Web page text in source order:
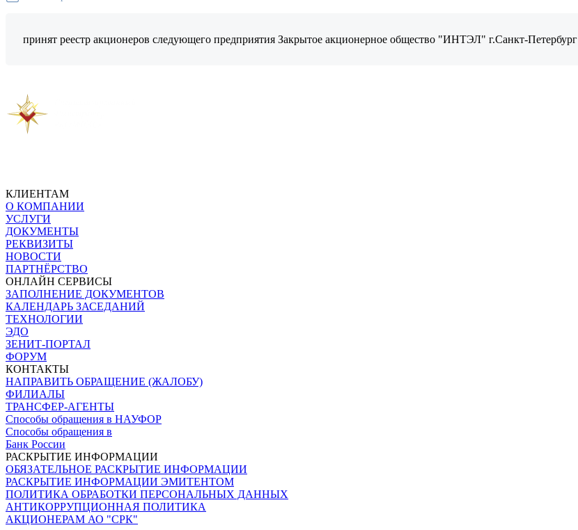
принят реестр акционеров следующего предприятия Закрытое акционерное общество "ИНТЭЛ" г.Санкт-Петербург
КЛИЕНТАМ
О КОМПАНИИ
УСЛУГИ
ДОКУМЕНТЫ
РЕКВИЗИТЫ
НОВОСТИ
ПАРТНЁРСТВО
ОНЛАЙН СЕРВИСЫ
ЗАПОЛНЕНИЕ ДОКУМЕНТОВ
КАЛЕНДАРЬ ЗАСЕДАНИЙ
ТЕХНОЛОГИИ
ЭДО
ЗЕНИТ-ПОРТАЛ
ФОРУМ
КОНТАКТЫ
НАПРАВИТЬ ОБРАЩЕНИЕ (ЖАЛОБУ)
ФИЛИАЛЫ
ТРАНСФЕР-АГЕНТЫ
Способы обращения в НАУФОР
Способы обращения в
Банк России
РАСКРЫТИЕ ИНФОРМАЦИИ
ОБЯЗАТЕЛЬНОЕ РАСКРЫТИЕ ИНФОРМАЦИИ
РАСКРЫТИЕ ИНФОРМАЦИИ ЭМИТЕНТОМ
ПОЛИТИКА ОБРАБОТКИ ПЕРСОНАЛЬНЫХ ДАННЫХ
АНТИКОРРУПЦИОННАЯ ПОЛИТИКА
АКЦИОНЕРАМ АО "СРК"